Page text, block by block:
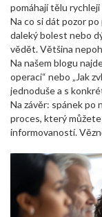
pomáhají tělu
pohodlné oblečení a
usnadní první hodiny
Na co si dát pozor
daleký bolest nebo
vědět. Většina
příznaky nesmíte.
Na našem blogu
operaci“ nebo „Jak
jednoduše a s
Na závěr: spánek po
proces, který
informovaností.
méně stresujícím.